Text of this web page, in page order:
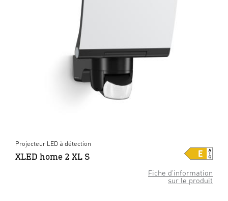
Fiche d’information
sur le produit
Projecteur LED à détection
XLED home 2 XL S